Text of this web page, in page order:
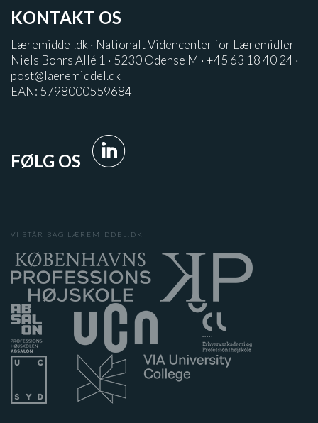
KONTAKT OS
Læremiddel.dk · Nationalt Videncenter for Læremidler
Niels Bohrs Allé 1 · 5230 Odense M · +45 63 18 40 24 ·
post@laeremiddel.dk
EAN: 5798000559684
FØLG OS
VI STÅR BAG LÆREMIDDEL.DK